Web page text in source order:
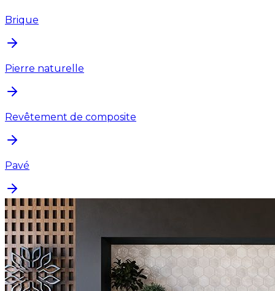
Brique
Pierre naturelle
Revêtement de composite
Pavé